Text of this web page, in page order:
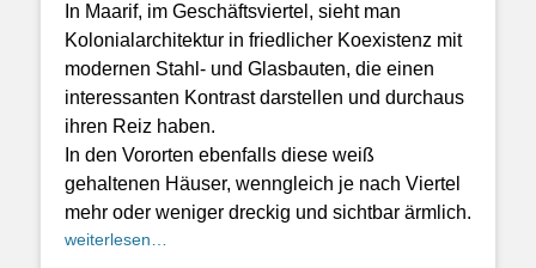
In Maarif, im Geschäftsviertel, sieht man
Kolonialarchitektur in friedlicher Koexistenz mit
modernen Stahl- und Glasbauten, die einen
interessanten Kontrast darstellen und durchaus
ihren Reiz haben.
In den Vororten ebenfalls diese weiß
gehaltenen Häuser, wenngleich je nach Viertel
mehr oder weniger dreckig und sichtbar ärmlich.
weiterlesen…